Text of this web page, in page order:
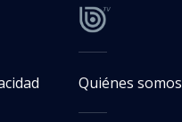
Quiénes somos